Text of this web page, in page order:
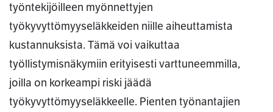
työntekijöilleen myönnettyjen
työkyvyttömyyseläkkeiden niille aiheuttamista
kustannuksista. Tämä voi vaikuttaa
työllistymisnäkymiin erityisesti varttuneemmilla,
joilla on korkeampi riski jäädä
työkyvyttömyyseläkkeelle. Pienten työnantajien